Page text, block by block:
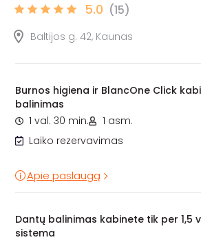
5.0 (15)
Baltijos g. 42, Kaunas
Burnos higiena ir BlancOne Click
balinimas
1 val. 30 min.
1 asm.
Laiko rezervavimas
Apie paslaugą
Dantų balinimas kabinete tik per 1,5
sistema